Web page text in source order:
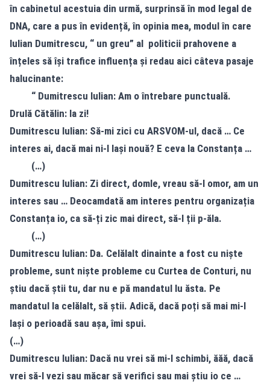
în cabinetul acestuia din urmă, surprinsă în mod legal de
DNA, care a pus în evidență, în opinia mea, modul în care
Iulian Dumitrescu, “ un greu” al politicii prahovene a
înțeles să își trafice influența și redau aici câteva pasaje
halucinante:
“ Dumitrescu Iulian: Am o întrebare punctuală.
Drulă Cătălin: Ia zi!
Dumitrescu Iulian: Să-mi zici cu ARSVOM-ul, dacă … Ce
interes ai, dacă mai ni-l lași nouă? E ceva la Constanța …
(…)
Dumitrescu Iulian: Zi direct, domle, vreau să-l omor, am un
interes sau … Deocamdată am interes pentru organizația
Constanța io, ca să-ți zic mai direct, să-l ții p-ăla.
(…)
Dumitrescu Iulian: Da. Celălalt dinainte a fost cu niște
probleme, sunt niște probleme cu Curtea de Conturi, nu
știu dacă știi tu, dar nu e pă mandatul lu ăsta. Pe
mandatul la celălalt, să știi. Adică, dacă poți să mai mi-l
lași o perioadă sau așa, îmi spui.
(…)
Dumitrescu Iulian: Dacă nu vrei să mi-l schimbi, ăăă, dacă
vrei să-l vezi sau măcar să verifici sau mai știu io ce …